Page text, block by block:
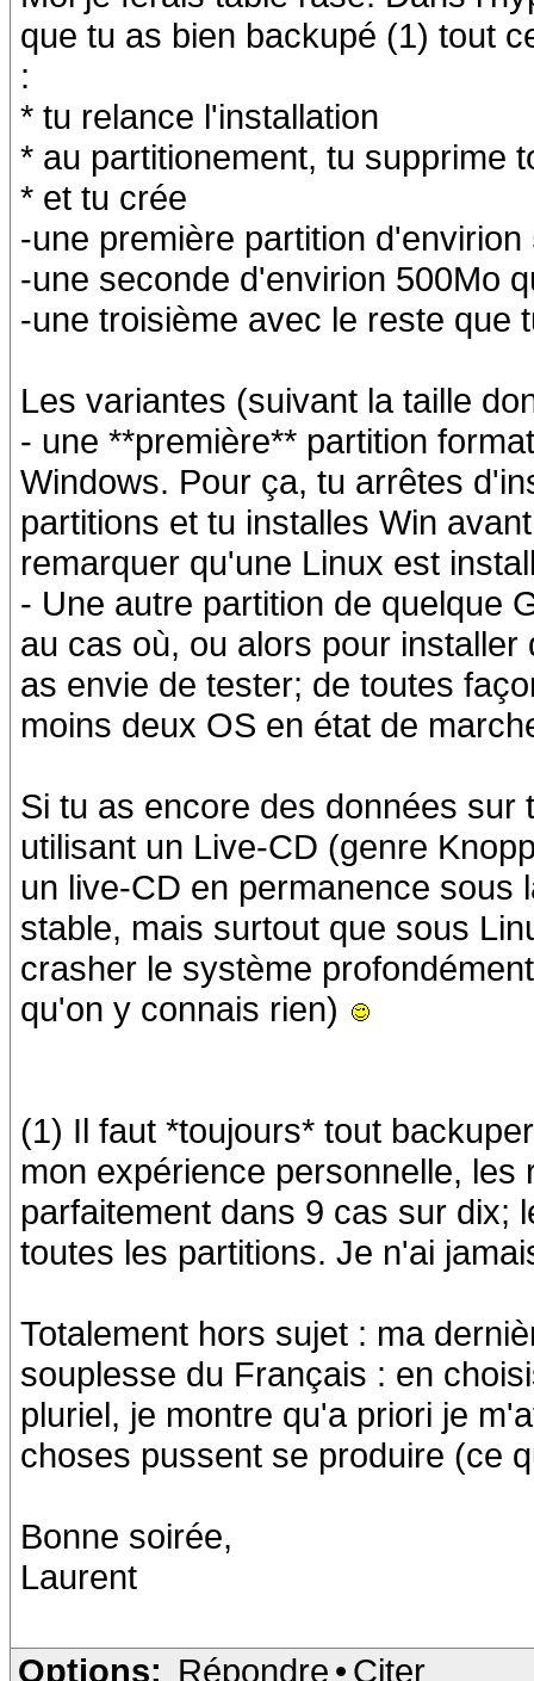
que tu as bien backupé (1) tout
:
* tu relance l'installation
* au partitionement, tu supprime
* et tu crée
-une première partition
-une seconde d'envirion 500Mo
-une troisième avec le reste que
Les variantes (suivant la taille
- une **première** partition
Windows. Pour ça, tu arrêtes
partitions et tu installes Win
remarquer qu'une Linux est
- Une autre partition de quelque
au cas où, ou alors pour
as envie de tester; de toutes
moins deux OS en état de
Si tu as encore des données
utilisant un Live-CD (genre
un live-CD en permanence sous
stable, mais surtout que sous
crasher le système
qu'on y connais rien)
(1) Il faut *toujours* tout
mon expérience personnelle,
parfaitement dans 9 cas sur dix;
toutes les partitions. Je n'ai
Totalement hors sujet : ma
souplesse du Français : en
pluriel, je montre qu'a priori je
choses pussent se produire (ce
Bonne soirée,
Laurent
Options: Répondre • Citer